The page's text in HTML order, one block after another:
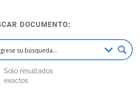
DOCUMENTO:
Solo resultados
exactos